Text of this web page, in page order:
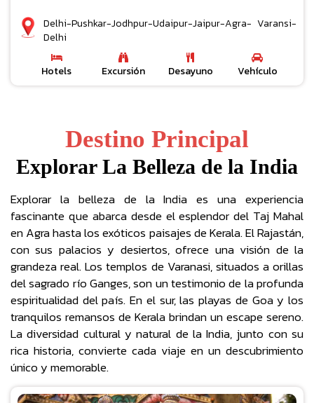
Delhi-Pushkar-Jodhpur-Udaipur-Jaipur-Agra- Varansi-
Delhi
Hotels Excursión Desayuno Vehículo
Destino Principal
Explorar La Belleza de la India
Explorar la belleza de la India es una experiencia
fascinante que abarca desde el esplendor del Taj Mahal
en Agra hasta los exóticos paisajes de Kerala. El Rajastán,
con sus palacios y desiertos, ofrece una visión de la
grandeza real. Los templos de Varanasi, situados a orillas
del sagrado río Ganges, son un testimonio de la profunda
espiritualidad del país. En el sur, las playas de Goa y los
tranquilos remansos de Kerala brindan un escape sereno.
La diversidad cultural y natural de la India, junto con su
rica historia, convierte cada viaje en un descubrimiento
único y memorable.